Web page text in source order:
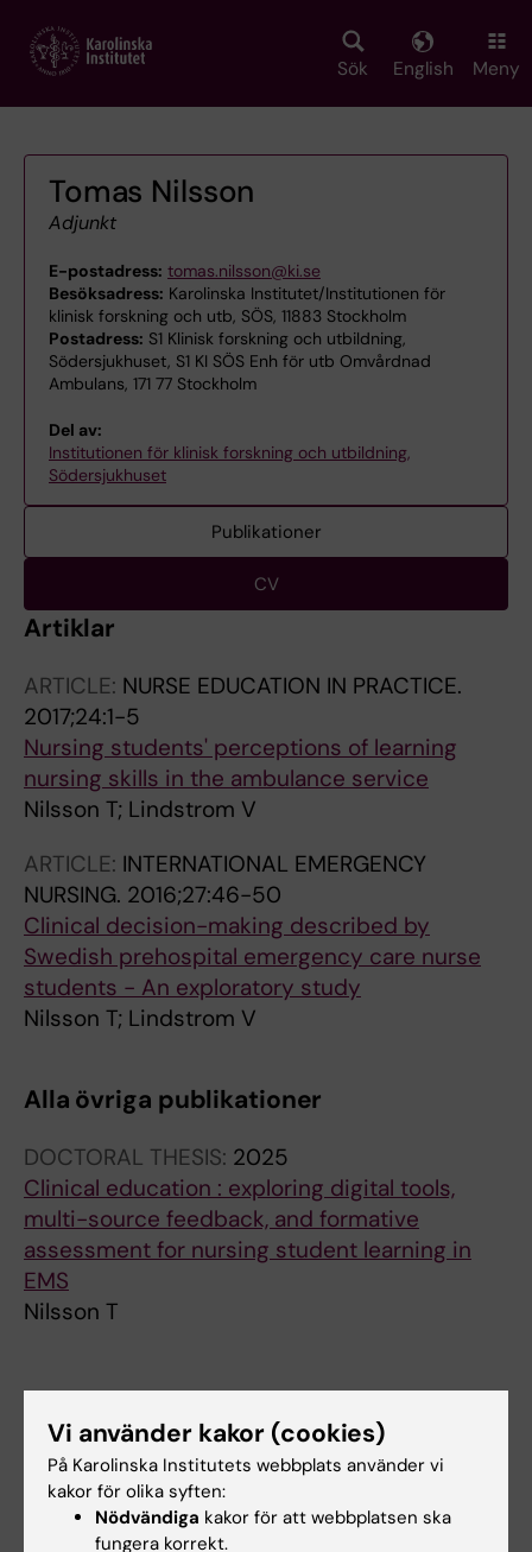
main
Sök English Meny
Tomas Nilsson
Adjunkt
E-postadress: tomas.nilsson@ki.se
Besöksadress: Karolinska Institutet/Institutionen för
klinisk forskning och utb, SÖS, 11883 Stockholm
Postadress: S1 Klinisk forskning och utbildning,
Södersjukhuset, S1 KI SÖS Enh för utb Omvårdnad
Ambulans, 171 77 Stockholm
Del av:
Institutionen för klinisk forskning och utbildning,
Södersjukhuset
Publikationer
CV
Artiklar
ARTICLE: NURSE EDUCATION IN PRACTICE.
2017;24:1-5
Nursing students' perceptions of learning
nursing skills in the ambulance service
Nilsson T; Lindstrom V
ARTICLE: INTERNATIONAL EMERGENCY
NURSING. 2016;27:46-50
Clinical decision-making described by
Swedish prehospital emergency care nurse
students - An exploratory study
Nilsson T; Lindstrom V
Alla övriga publikationer
DOCTORAL THESIS: 2025
Clinical education : exploring digital tools,
multi-source feedback, and formative
assessment for nursing student learning in
EMS
Nilsson T
Omvårdnad
Är du Tomas Nilsson?
Redigera din profil
Vi använder kakor (cookies)
På Karolinska Institutets webbplats använder vi
kakor för olika syften:
Nödvändiga kakor för att webbplatsen ska
fungera korrekt.